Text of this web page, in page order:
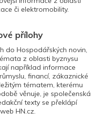
či elektromobility.
přílohy
do Hospodářských novin,
z oblasti byznysu
například informace
financí, zákaznické
tématem, kterému
věnuje, je společenská
texty se překlápí
HN.cz.